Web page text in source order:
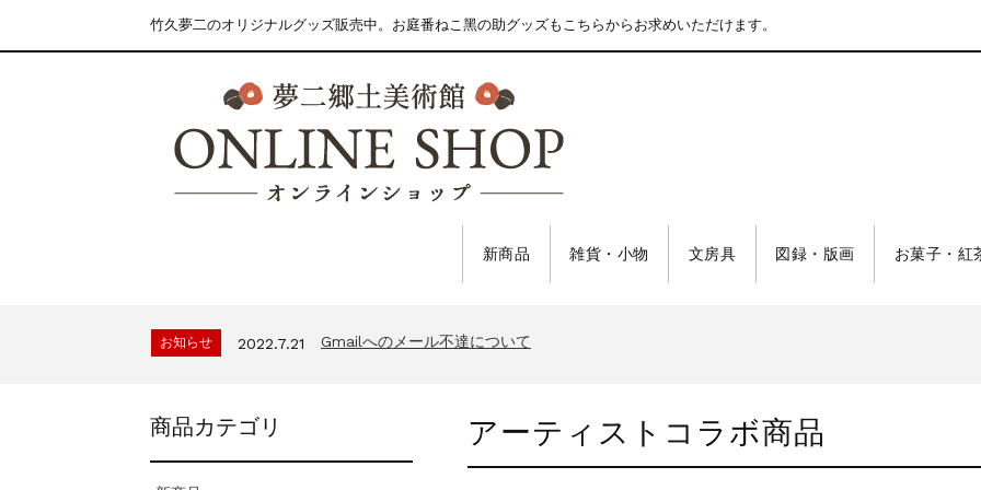
竹久夢二のオリジナルグッズ販売中。お庭番ねこ黑の助グッズもこちらからお求めいただけます。
新商品 雑貨・小物 文房具 図録・版画 お菓子・紅
お知らせ 2022.7.21 Gmailへのメール不達について
アーティストコラボ商品
商品カテゴリ